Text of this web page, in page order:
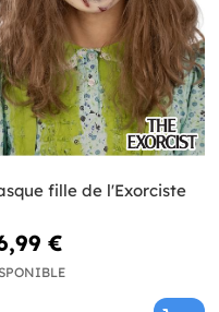
fille de l'Exorciste
€